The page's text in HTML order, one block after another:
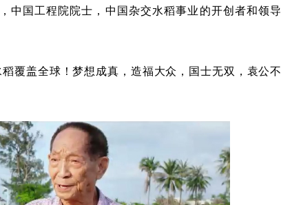
中国工程院院士，中国杂交水稻事业的开创者和领导
覆盖全球！梦想成真，造福大众，国士无双，袁公不